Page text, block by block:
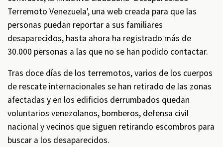
Terremoto Venezuela', una web creada para que las
personas puedan reportar a sus familiares
desaparecidos, hasta ahora ha registrado más de
30.000 personas a las que no se han podido contactar.
Tras doce días de los terremotos, varios de los cuerpos
de rescate internacionales se han retirado de las zonas
afectadas y en los edificios derrumbados quedan
voluntarios venezolanos, bomberos, defensa civil
nacional y vecinos que siguen retirando escombros para
buscar a los desaparecidos.